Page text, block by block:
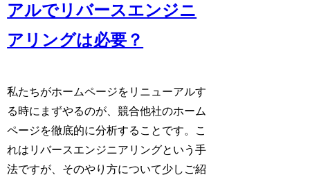
アルでリバースエンジニ
アリングは必要？
私たちがホームページをリニューアルす
る時にまずやるのが、競合他社のホーム
ページを徹底的に分析することです。こ
れはリバースエンジニアリングという手
法ですが、そのやり方について少しご紹